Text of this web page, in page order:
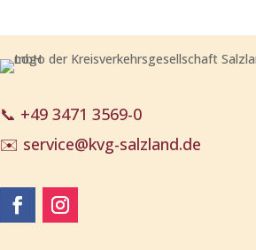
📞 +49 3471 3569-0
✉️ service@kvg-salzland.de